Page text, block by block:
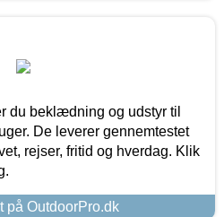
du beklædning og udstyr til
De leverer gennemtestet
rejser, fritid og hverdag. Klik
på OutdoorPro.dk